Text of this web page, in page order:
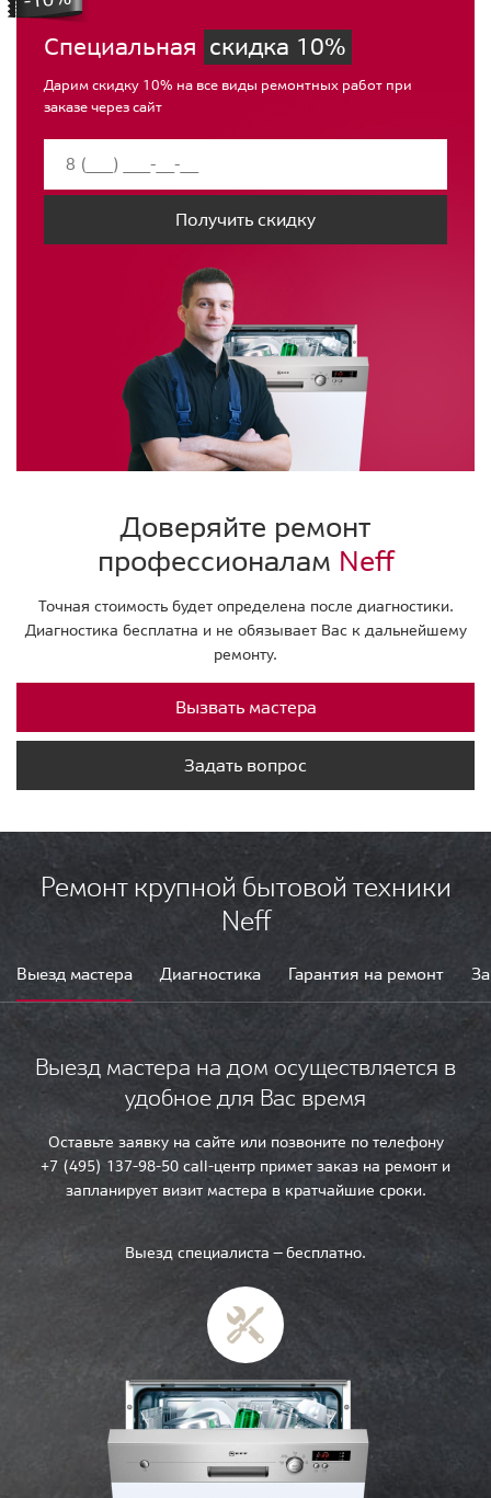
Специальная скидка 10%
Дарим скидку 10% на все виды ремонтных работ при
заказе через сайт
Получить скидку
Доверяйте ремонт
профессионалам Neff
Точная стоимость будет определена после диагностики.
Диагностика бесплатна и не обязывает Вас к дальнейшему
ремонту.
Вызвать мастера
Задать вопрос
Ремонт крупной бытовой техники
Neff
Выезд мастера Диагностика Гарантия на ремонт
Выезд мастера на дом осуществляется в
удобное для Вас время
Оставьте заявку на сайте или позвоните по телефону
+7 (495) 137-98-50 call-центр примет заказ на ремонт и
запланирует визит мастера в кратчайшие сроки.
Выезд специалиста — бесплатно.